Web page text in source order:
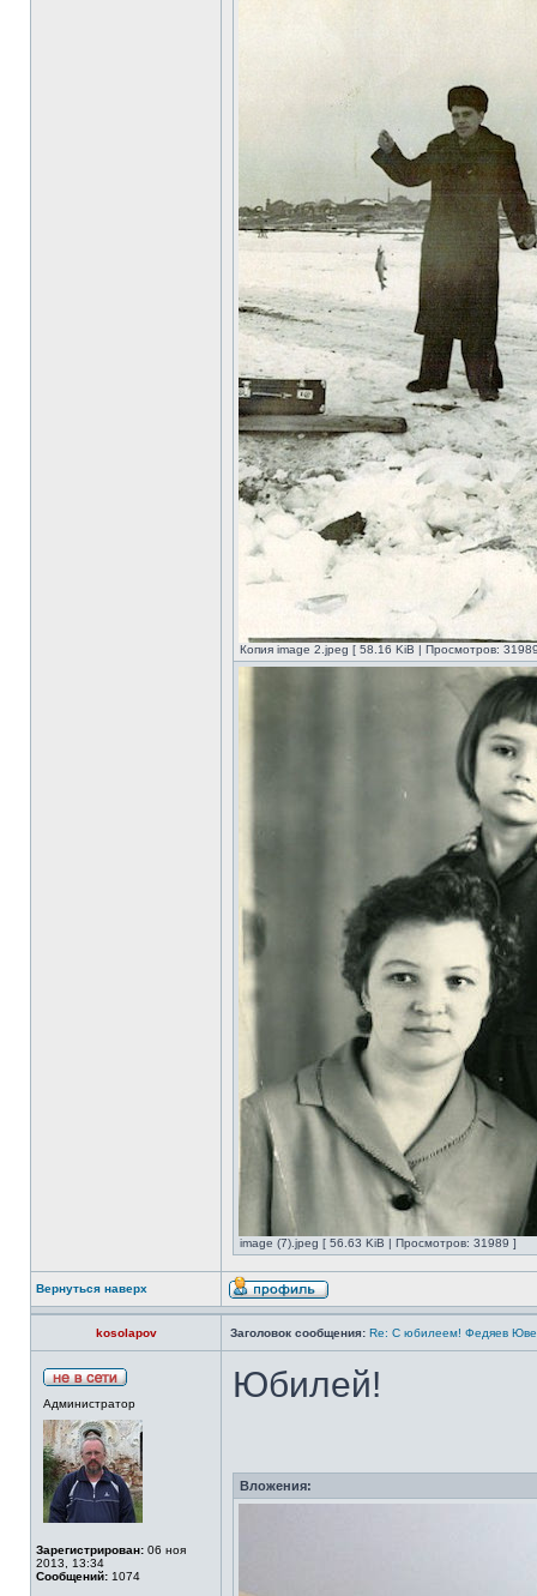
Копия image 2.jpeg [ 58.16 KiB | Просмотров:
image (7).jpeg [ 56.63 KiB | Просмотров: 31989 ]
Вернуться наверх
kosolapov Заголовок сообщения: Re: С юбилеем! Федяев
Администратор
Зарегистрирован: 06 ноя
2013, 13:34
Сообщений: 1074
Юбилей!
Вложения: